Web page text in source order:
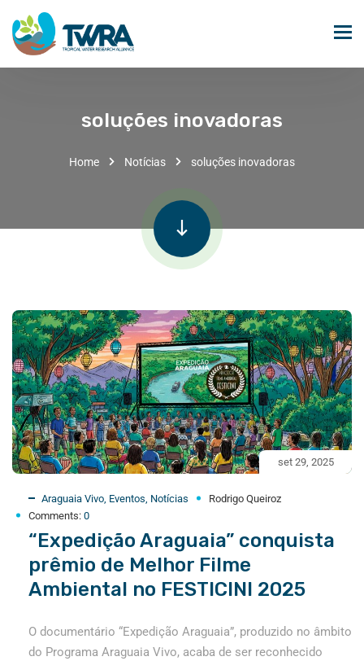
soluções inovadoras
Home Notícias soluções inovadoras
set 29, 2025
Araguaia Vivo Eventos Notícias
Rodrigo Queiroz
Comments: 0
“Expedição Araguaia” conquista
prêmio de Melhor Filme
Ambiental no FESTICINI 2025
O documentário “Expedição Araguaia”, produzido no âmbito
do Programa Araguaia Vivo, acaba de ser reconhecido